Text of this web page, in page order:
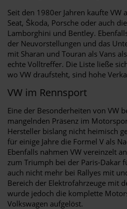
Seit den 1980er Jahren kaufte VW
Seat, Škoda, Porsche oder auch
Lamborghini und Bentley.
der Neuvorstellungen und das
mit Sharan und Touran als Vans
echte Volltreffer. Die Liste ließe
wo VW draufsteht, sind hohe
VW im Rennsport
Eine der Besonderheiten von VW
mangelnden Präsenz im
Hersteller bislang nicht heimisch
für einige Jahre die Formel V als
Ebenfalls nahmen VW vereinzelt
zum Triumph bei der Paris-Dakar
auch nicht mehr bei Rallyes mit
Bereich der Elektrofahrzeuge mit
wurde jedoch die komplette
Volkswagen aufgelöst.